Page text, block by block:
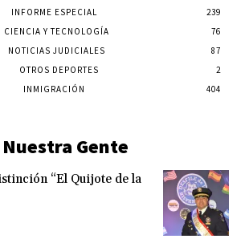
INFORME ESPECIAL
239
CIENCIA Y TECNOLOGÍA
76
NOTICIAS JUDICIALES
87
OTROS DEPORTES
2
INMIGRACIÓN
404
Nuestra Gente
“El Quijote de la